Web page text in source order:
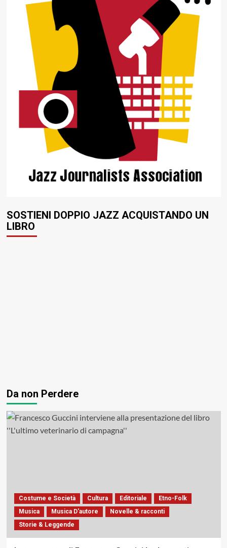
SOSTIENI DOPPIO JAZZ ACQUISTANDO UN
LIBRO
Da non Perdere
Costume e Società Cultura Editoriale
Etno-Folk
Musica
Musica D'autore
Novelle & racconti
Storie & Leggende